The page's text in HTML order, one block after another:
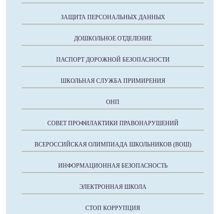
ЗАЩИТА ПЕРСОНАЛЬНЫХ ДАННЫХ
ДОШКОЛЬНОЕ ОТДЕЛЕНИЕ
ПАСПОРТ ДОРОЖНОЙ БЕЗОПАСНОСТИ
ШКОЛЬНАЯ СЛУЖБА ПРИМИРЕНИЯ
ОНП
СОВЕТ ПРОФИЛАКТИКИ ПРАВОНАРУШЕНИЙ
ВСЕРОССИЙСКАЯ ОЛИМПИАДА ШКОЛЬНИКОВ (ВОШ)
ИНФОРМАЦИОННАЯ БЕЗОПАСНОСТЬ
ЭЛЕКТРОННАЯ ШКОЛА
СТОП КОРРУПЦИЯ